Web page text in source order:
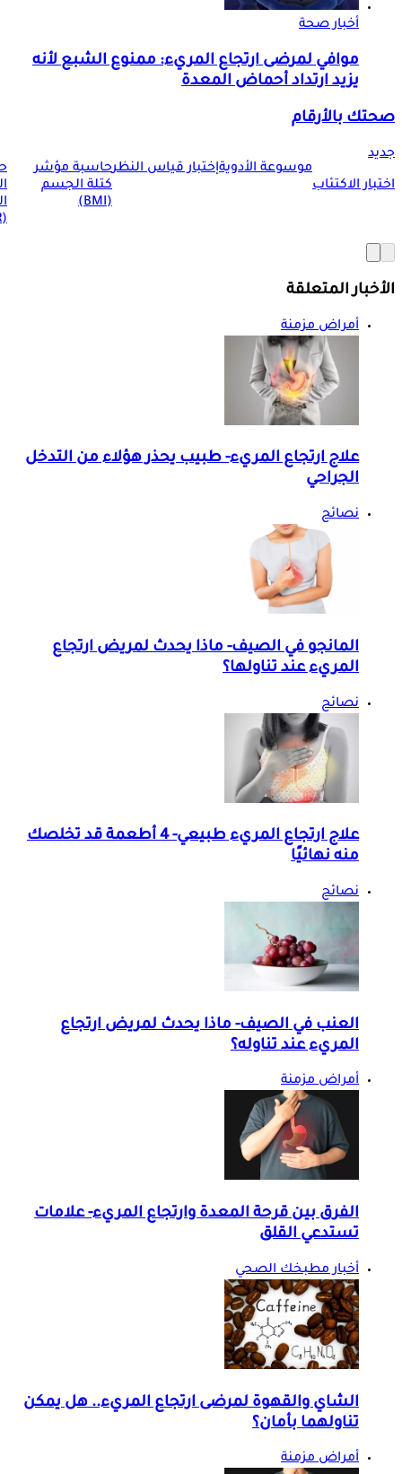
أخبار صحة
موافي لمرضى ارتجاع المريء: ممنوع الشبع لأنه
يزيد ارتداد أحماض المعدة
صحتك بالأرقام
جديد
اختبار الاكتئاب
موسوعة الأدويةإختبار قياس النظرحاسبة مؤشر
كتلة الجسم
(BMI)
(BMR)
الأخبار المتعلقة
أمراض مزمنة
علاج ارتجاع المريء- طبيب يحذر هؤلاء من التدخل
الجراحي
نصائح
المانجو في الصيف- ماذا يحدث لمريض ارتجاع
المريء عند تناولها؟
نصائح
علاج ارتجاع المريء طبيعي- 4 أطعمة قد تخلصك
منه نهائيًا
نصائح
العنب في الصيف- ماذا يحدث لمريض ارتجاع
المريء عند تناوله؟
أمراض مزمنة
الفرق بين قرحة المعدة وارتجاع المريء- علامات
تستدعي القلق
أخبار مطبخك الصحي
الشاي والقهوة لمرضى ارتجاع المريء.. هل يمكن
تناولهما بأمان؟
أمراض مزمنة